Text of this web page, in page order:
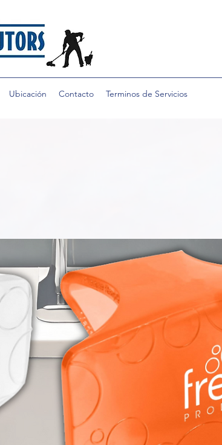
Ubicación Contacto Terminos de Servicios